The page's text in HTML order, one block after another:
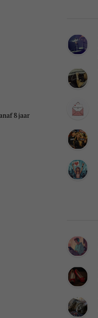
8 jaar